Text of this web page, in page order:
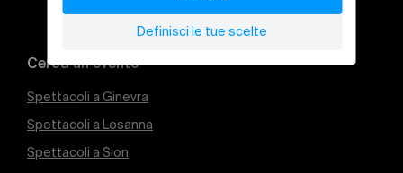
Cerca un evento
Spettacoli a Ginevra
Spettacoli a Losanna
Spettacoli a Sion